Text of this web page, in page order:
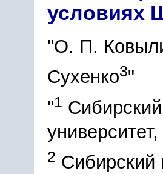
условиях
"О. П.
Сухенко3"
"1
2 Сибирский